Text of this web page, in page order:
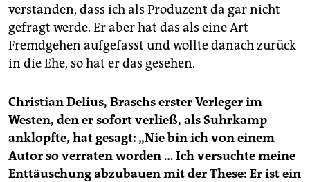
verstanden, dass ich als Produzent da gar nicht
gefragt werde. Er aber hat das als eine Art
Fremdgehen aufgefasst und wollte danach zurück
in die Ehe, so hat er das gesehen.
Christian Delius, Braschs erster Verleger im
Westen, den er sofort verließ, als Suhrkamp
anklopfte, hat gesagt: „Nie bin ich von einem
Autor so verraten worden … Ich versuchte meine
Enttäuschung abzubauen mit der These: Er ist ein